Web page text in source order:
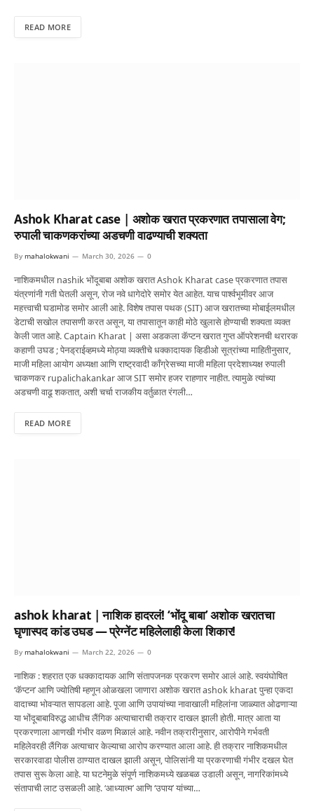
READ MORE
Ashok Kharat case | अशोक खरात प्रकरणात तपासाला वेग;
रुपाली चाकणकरांच्या अडचणी वाढण्याची शक्यता
By mahalokwani March 30, 2026 0
नाशिकमधील nashik भोंदूबाबा अशोक खरात Ashok Kharat case प्रकरणात तपास
यंत्रणांनी गती घेतली असून, रोज नवे धागेदोरे समोर येत आहेत. याच पार्श्वभूमीवर आज
महत्त्वाची घडामोड समोर आली आहे. विशेष तपास पथक (SIT) आज खरातच्या मोबाईलमधील
डेटाची सखोल तपासणी करत असून, या तपासातून काही मोठे खुलासे होण्याची शक्यता व्यक्त
केली जात आहे. Captain Kharat | असा अडकला कॅप्टन खरात गुप्त ऑपरेशनची थरारक
कहाणी उघड ; पेनड्राईव्हमध्ये मोठ्या व्यक्तीचे धक्कादायक व्हिडीओ सूत्रांच्या माहितीनुसार,
माजी महिला आयोग अध्यक्षा आणि राष्ट्रवादी काँग्रेसच्या माजी महिला प्रदेशाध्यक्ष रुपाली
चाकणकर rupalichakankar आज SIT समोर हजर राहणार नाहीत. त्यामुळे त्यांच्या
अडचणी वाढू शकतात, अशी चर्चा राजकीय वर्तुळात रंगली…
READ MORE
ashok kharat | नाशिक हादरलं! ‘भोंदू बाबा’ अशोक खरातचा
घृणास्पद कांड उघड — प्रेग्नेंट महिलेलाही केला शिकार!
By mahalokwani March 22, 2026 0
नाशिक : शहरात एक धक्कादायक आणि संतापजनक प्रकरण समोर आलं आहे. स्वयंघोषित
‘कॅप्टन’ आणि ज्योतिषी म्हणून ओळखला जाणारा अशोक खरात ashok kharat पुन्हा एकदा
वादाच्या भोवऱ्यात सापडला आहे. पूजा आणि उपायांच्या नावाखाली महिलांना जाळ्यात ओढणाऱ्या
या भोंदूबाबाविरुद्ध आधीच लैंगिक अत्याचाराची तक्रार दाखल झाली होती. मात्र आता या
प्रकरणाला आणखी गंभीर वळण मिळालं आहे. नवीन तक्रारीनुसार, आरोपीने गर्भवती
महिलेवरही लैंगिक अत्याचार केल्याचा आरोप करण्यात आला आहे. ही तक्रार नाशिकमधील
सरकारवाडा पोलीस ठाण्यात दाखल झाली असून, पोलिसांनी या प्रकरणाची गंभीर दखल घेत
तपास सुरू केला आहे. या घटनेमुळे संपूर्ण नाशिकमध्ये खळबळ उडाली असून, नागरिकांमध्ये
संतापाची लाट उसळली आहे. ‘आध्यात्म’ आणि ‘उपाय’ यांच्या…